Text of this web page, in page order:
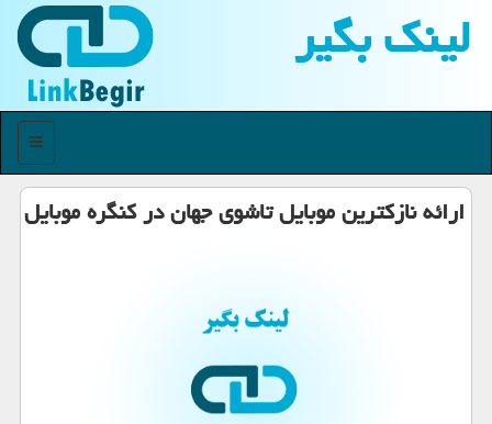
لینك بگیر
منو
ارائه نازکترین موبایل تاشوی جهان در کنگره موبایل